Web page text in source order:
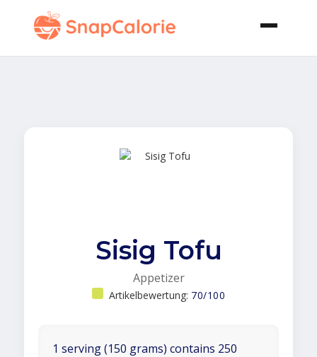
Sisig Tofu
Appetizer
Artikelbewertung: 70/100
1 serving (150 grams) contains 250